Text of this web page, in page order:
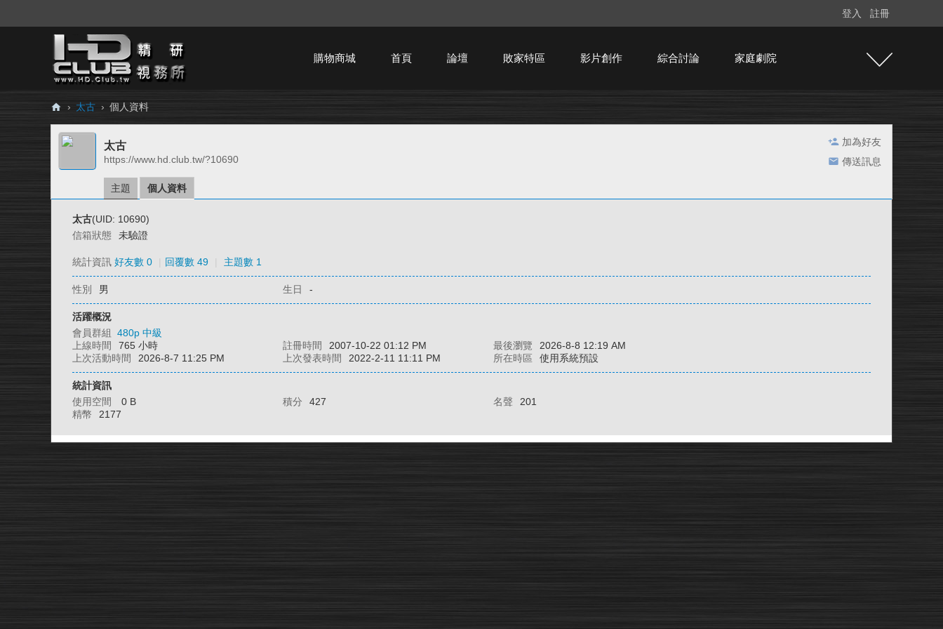
登入 註冊
購物商城 首頁 論壇 敗家特區 影片創作 綜合討論 家庭劇院
H
Cl
› 太古 › 個人資料
加為好友
傳送訊息
太古
https://www.hd.club.tw/?10690
主題 個人資料
太古(UID: 10690)
信箱狀態
未驗證
統計資訊 好友數 0 回覆數 49 主題數 1
性別 男 生日 -
活躍概況
會員群組 480p 中級
上線時間
765 小時 註冊時間 2007-10-22 01:12 PM 最後瀏覽
2026-8-8 12:19 AM
上次活動時間
2026-8-7 11:25 PM 上次發表時間 2022-2-11 11:11 PM 所在時區 使用系統預設
統計資訊
使用空間
0 B 積分 427 名聲
201
精幣
2177